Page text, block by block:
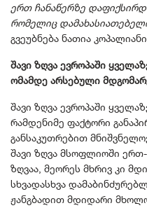
ერთ ჩანაწერზე
რომელიც
გვეუბნება ნათია
შავი ზღვა ევროპაში
ომამდე არსებული
შავი ზღვა ევროპაში
რამდენიმე ფაქტორი
განსაკუთრებით
შავი ზღვა მსოფლიოში
ზღვაა, მეორეს მხრივ კი
სხვადასხვა
ჟანგბადით მდიდარი